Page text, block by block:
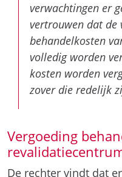
verwachtingen er
vertrouwen dat de
behandelkosten
volledig worden
kosten worden
zover die redelijk
Vergoeding
De rechter vindt dat